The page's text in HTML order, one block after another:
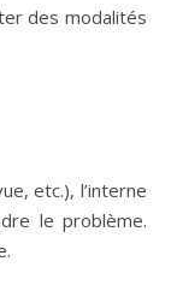
des modalités
etc.), l’interne
le problème.